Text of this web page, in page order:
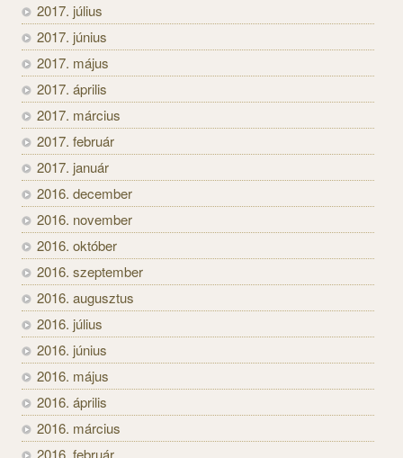
2017. július
2017. június
2017. május
2017. április
2017. március
2017. február
2017. január
2016. december
2016. november
2016. október
2016. szeptember
2016. augusztus
2016. július
2016. június
2016. május
2016. április
2016. március
2016. február